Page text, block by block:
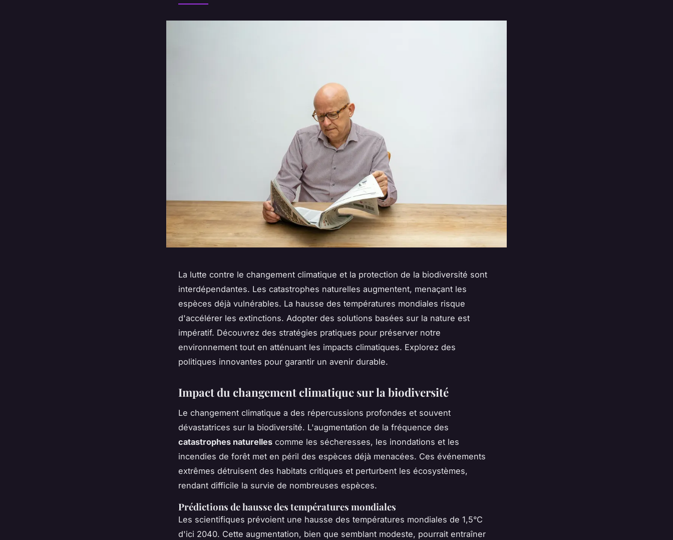
La lutte contre le changement climatique et la protection de la biodiversité sont
interdépendantes. Les catastrophes naturelles augmentent, menaçant les
espèces déjà vulnérables. La hausse des températures mondiales risque
d'accélérer les extinctions. Adopter des solutions basées sur la nature est
impératif. Découvrez des stratégies pratiques pour préserver notre
environnement tout en atténuant les impacts climatiques. Explorez des
politiques innovantes pour garantir un avenir durable.
Impact du changement climatique sur la biodiversité
Le changement climatique a des répercussions profondes et souvent
dévastatrices sur la biodiversité. L'augmentation de la fréquence des
catastrophes naturelles comme les sécheresses, les inondations et les
incendies de forêt met en péril des espèces déjà menacées. Ces événements
extrêmes détruisent des habitats critiques et perturbent les écosystèmes,
rendant difficile la survie de nombreuses espèces.
Prédictions de hausse des températures mondiales
Les scientifiques prévoient une hausse des températures mondiales de 1,5°C
d'ici 2040. Cette augmentation, bien que semblant modeste, pourrait entraîner